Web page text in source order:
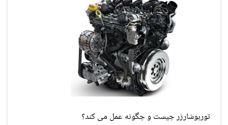
توربوشارژر چیست و چگونه عمل می کند؟